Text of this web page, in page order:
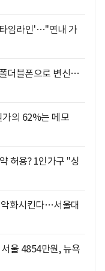
임라인'…"연내 가
더블폰으로 변신…
가의 62%는 메모
허용? 1인가구 "싱
화시킨다…서울대
울 4854만원, 뉴욕